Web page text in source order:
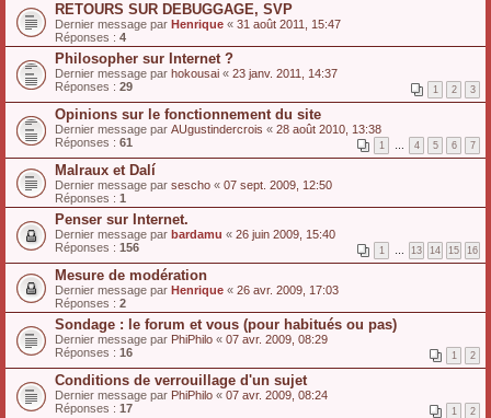
RETOURS SUR DEBUGGAGE, SVP
Dernier message par Henrique « 31 août 2011, 15:47
Réponses : 4
Philosopher sur Internet ?
Dernier message par hokousai « 23 janv. 2011, 14:37
Réponses : 29 1 2 3
Opinions sur le fonctionnement du site
Dernier message par AUgustindercrois « 28 août 2010, 13:38
Réponses : 61 1 … 4 5 6 7
Malraux et Dalí
Dernier message par sescho « 07 sept. 2009, 12:50
Réponses : 1
Penser sur Internet.
Dernier message par bardamu « 26 juin 2009, 15:40
Réponses : 156 1 … 13 14 15 16
Mesure de modération
Dernier message par Henrique « 26 avr. 2009, 17:03
Réponses : 2
Sondage : le forum et vous (pour habitués ou pas)
Dernier message par PhiPhilo « 07 avr. 2009, 08:29
Réponses : 16 1 2
Conditions de verrouillage d'un sujet
Dernier message par PhiPhilo « 07 avr. 2009, 08:24
Réponses : 17 1 2